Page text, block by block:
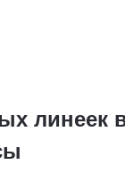
линеек